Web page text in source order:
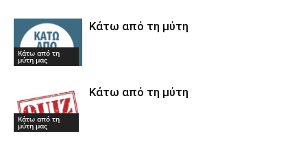
Κάτω από τη
μύτη μας
Κάτω από τη μύτη
Κάτω από τη
μύτη μας
Κάτω από τη μύτη